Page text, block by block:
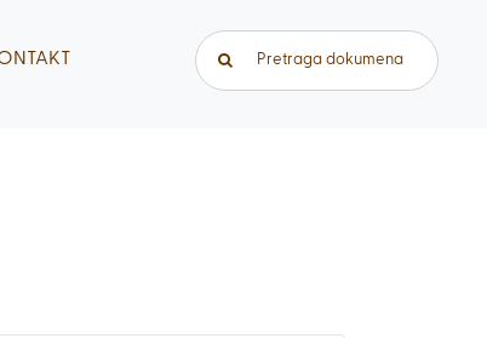
Traži...